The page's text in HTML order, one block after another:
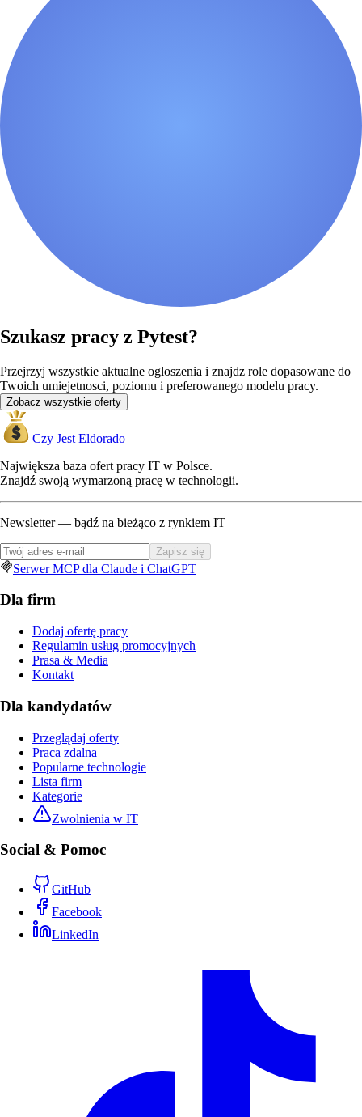
Szukasz pracy z Pytest?
Przejrzyj wszystkie aktualne ogloszenia i znajdz role dopasowane do
Twoich umiejetnosci, poziomu i preferowanego modelu pracy.
Zobacz wszystkie oferty
Czy Jest Eldorado
Największa baza ofert pracy IT w Polsce.
Znajdź swoją wymarzoną pracę w technologii.
Newsletter — bądź na bieżąco z rynkiem IT
Zapisz się
Serwer MCP dla Claude i ChatGPT
Dla firm
Dodaj ofertę pracy
Regulamin usług promocyjnych
Prasa & Media
Kontakt
Dla kandydatów
Przeglądaj oferty
Praca zdalna
Popularne technologie
Lista firm
Kategorie
Zwolnienia w IT
Social & Pomoc
GitHub
Facebook
LinkedIn